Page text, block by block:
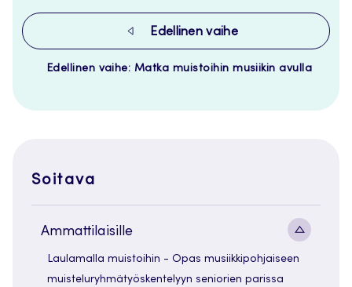
Edellinen vaihe
Edellinen vaihe: Matka muistoihin musiikin avulla
Soitava
Ammattilaisille
Laulamalla muistoihin - Opas musiikkipohjaiseen
muisteluryhmätyöskentelyyn seniorien parissa